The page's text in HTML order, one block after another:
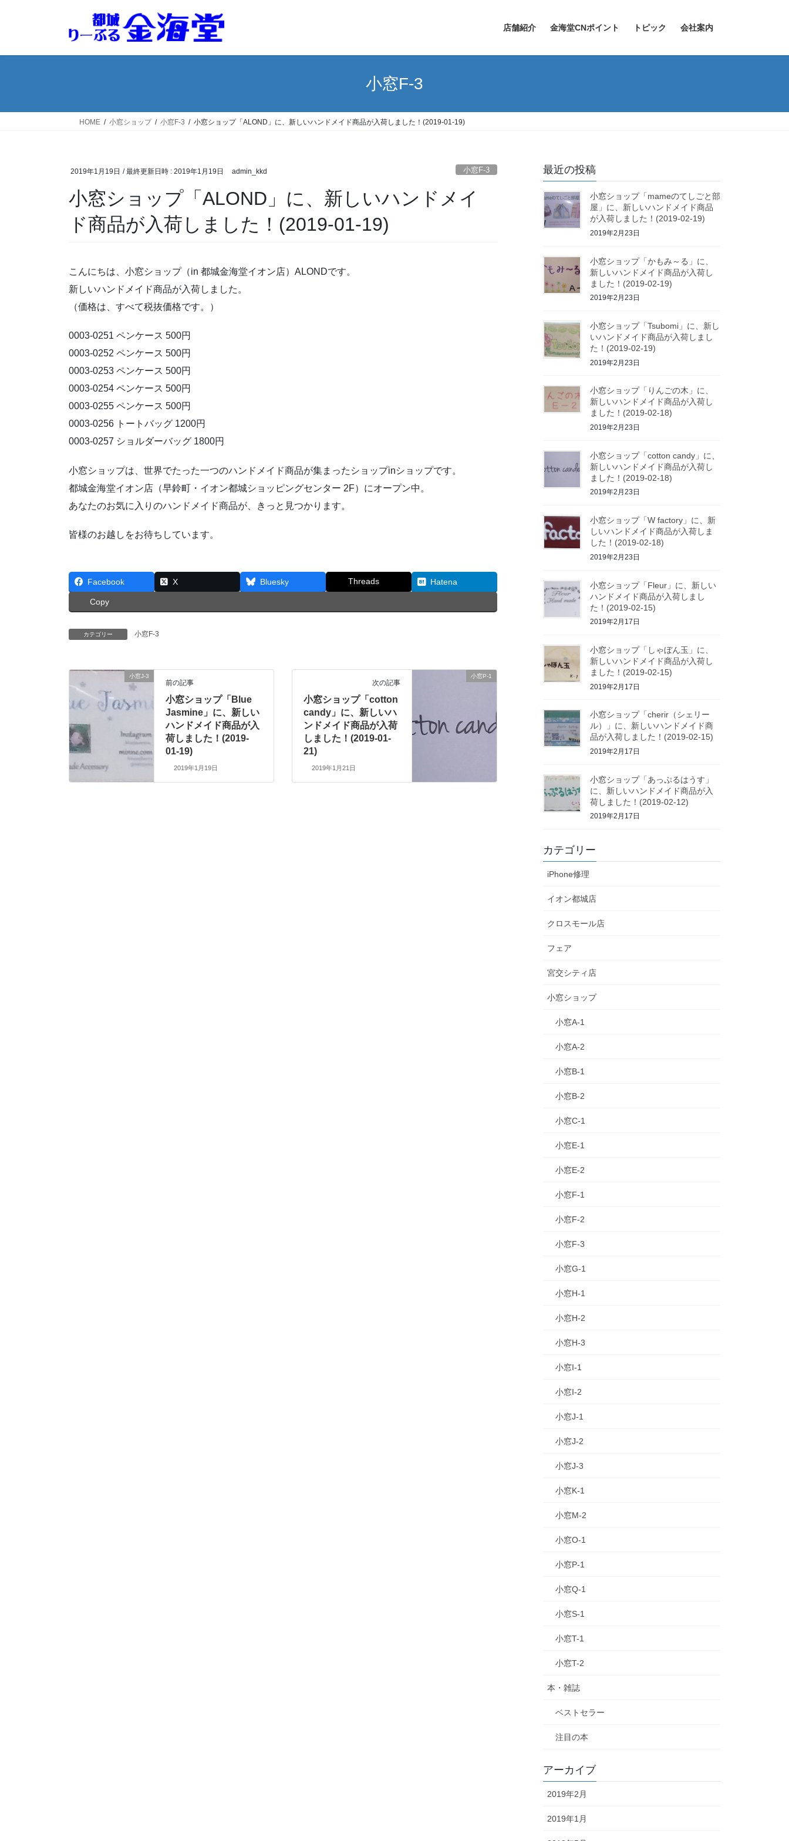
店舗紹介 金海堂CNポイント トピック 会社案内
小窓F-3
HOME 小窓ショップ 小窓F-3 小窓ショップ「ALOND」に、新しいハンドメイド商品が入荷しました！(2019-01-19)
2019年1月19日 / 最終更新日時 : 2019年1月19日 admin_kkd 小窓F-3
小窓ショップ「ALOND」に、新しいハンドメイ
ド商品が入荷しました！(2019-01-19)
こんにちは、小窓ショップ（in 都城金海堂イオン店）ALONDです。
新しいハンドメイド商品が入荷しました。
（価格は、すべて税抜価格です。）
0003-0251 ペンケース 500円
0003-0252 ペンケース 500円
0003-0253 ペンケース 500円
0003-0254 ペンケース 500円
0003-0255 ペンケース 500円
0003-0256 トートバッグ 1200円
0003-0257 ショルダーバッグ 1800円
小窓ショップは、世界でたった一つのハンドメイド商品が集まったショップinショップです。
都城金海堂イオン店（早鈴町・イオン都城ショッピングセンター 2F）にオープン中。
あなたのお気に入りのハンドメイド商品が、きっと見つかります。
皆様のお越しをお待ちしています。
Facebook X Bluesky Threads Hatena
Copy
カテゴリー 小窓F-3
小窓J-3
前の記事
小窓ショップ「Blue
Jasmine」に、新しい
ハンドメイド商品が入
荷しました！(2019-
01-19)
2019年1月19日
小窓P-1
次の記事
小窓ショップ「cotton
candy」に、新しいハ
ンドメイド商品が入荷
しました！(2019-01-
21)
2019年1月21日
最近の投稿
小窓ショップ「mameのてしごと部
屋」に、新しいハンドメイド商品
が入荷しました！(2019-02-19)
2019年2月23日
小窓ショップ「かもみ～る」に、
新しいハンドメイド商品が入荷し
ました！(2019-02-19)
2019年2月23日
小窓ショップ「Tsubomi」に、新し
いハンドメイド商品が入荷しまし
た！(2019-02-19)
2019年2月23日
小窓ショップ「りんごの木」に、
新しいハンドメイド商品が入荷し
ました！(2019-02-18)
2019年2月23日
小窓ショップ「cotton candy」に、
新しいハンドメイド商品が入荷し
ました！(2019-02-18)
2019年2月23日
小窓ショップ「W factory」に、新
しいハンドメイド商品が入荷しま
した！(2019-02-18)
2019年2月23日
小窓ショップ「Fleur」に、新しい
ハンドメイド商品が入荷しまし
た！(2019-02-15)
2019年2月17日
小窓ショップ「しゃぼん玉」に、
新しいハンドメイド商品が入荷し
ました！(2019-02-15)
2019年2月17日
小窓ショップ「cherir（シェリー
ル）」に、新しいハンドメイド商
品が入荷しました！(2019-02-15)
2019年2月17日
小窓ショップ「あっぷるはうす」
に、新しいハンドメイド商品が入
荷しました！(2019-02-12)
2019年2月17日
カテゴリー
iPhone修理
イオン都城店
クロスモール店
フェア
宮交シティ店
小窓ショップ
小窓A-1
小窓A-2
小窓B-1
小窓B-2
小窓C-1
小窓E-1
小窓E-2
小窓F-1
小窓F-2
小窓F-3
小窓G-1
小窓H-1
小窓H-2
小窓H-3
小窓I-1
小窓I-2
小窓J-1
小窓J-2
小窓J-3
小窓K-1
小窓M-2
小窓O-1
小窓P-1
小窓Q-1
小窓S-1
小窓T-1
小窓T-2
本・雑誌
ベストセラー
注目の本
アーカイブ
2019年2月
2019年1月